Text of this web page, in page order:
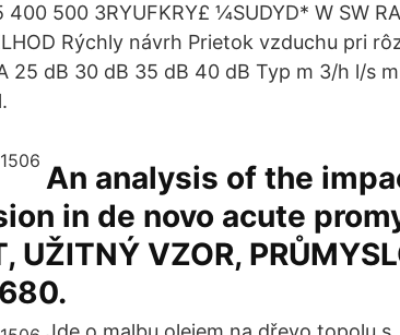
400 500 3RYUFKRY£ ¼SUDYD* W SW
Rýchly návrh Prietok vzduchu pri
25 dB 30 dB 35 dB 40 dB Typ m 3/h l/s
An analysis of the
in de novo acute
UŽITNÝ VZOR,